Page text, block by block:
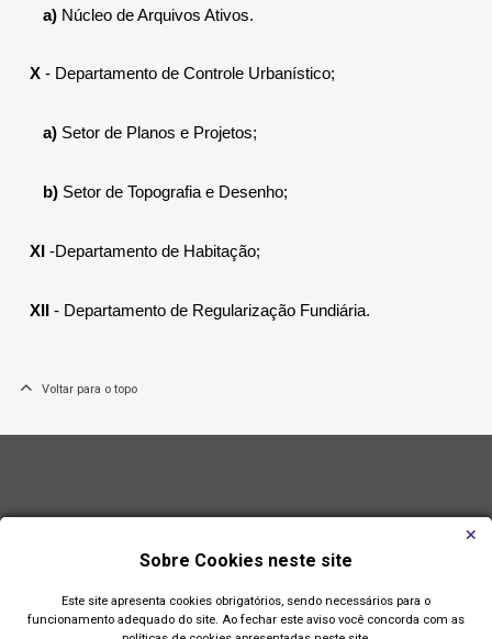
a) Núcleo de Arquivos Ativos.
X - Departamento de Controle Urbanístico;
a) Setor de Planos e Projetos;
b) Setor de Topografia e Desenho;
XI -Departamento de Habitação;
XII - Departamento de Regularização Fundiária.
Voltar para o topo
Sobre Cookies neste site
Este site apresenta cookies obrigatórios, sendo necessários para o
funcionamento adequado do site. Ao fechar este aviso você concorda com as